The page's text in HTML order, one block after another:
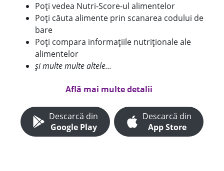
Poți vedea Nutri-Score-ul alimentelor
Poți căuta alimente prin scanarea codului de
bare
Poți compara informațiile nutriționale ale
alimentelor
și multe multe altele...
Află mai multe detalii
Descarcă din
Google Play
Descarcă din
App Store